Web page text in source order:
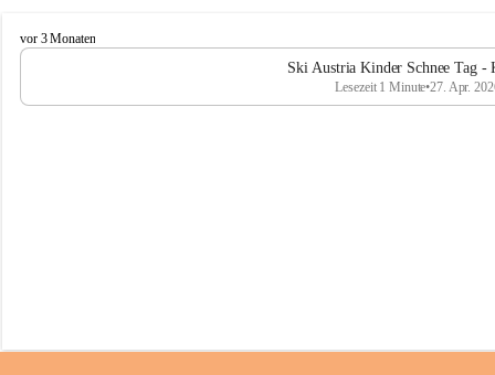
V
o
k
n
vor 3 Monaten
Ski Austria Kinder Schnee Tag -
Lesezeit 1 Minute•27. Apr.